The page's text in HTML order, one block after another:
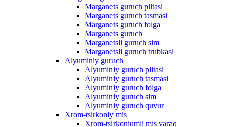
Marganets guruch plitasi
Marganets guruch tasmasi
Marganets guruch folga
Marganets guruch
Marganetsli guruch sim
Marganetsli guruch trubkasi
Alyuminiy guruch
Alyuminiy guruch plitasi
Alyuminiy guruch tasmasi
Alyuminiy guruch folga
Alyuminiy guruch sim
Alyuminiy guruch quvur
Xrom-tsirkoniy mis
Xrom-tsirkoniumli mis varaq